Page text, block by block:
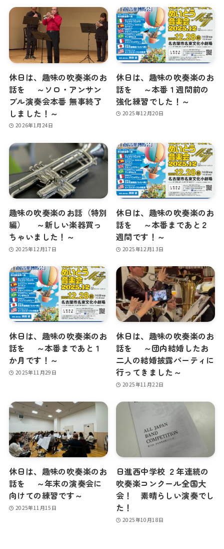
休日は、趣味の吹奏楽のお
話を ～ソロ・アンサン
ブル演奏会本番 無事終了
しました！～
2026年1月24日
休日は、趣味の吹奏楽のお
話を ～本番１週間前の
強化練習でした！～
2025年12月20日
趣味の吹奏楽のお話（特別
編） ～新しい楽器買っ
ちゃいました！～
2025年12月17日
休日は、趣味の吹奏楽のお
話を ～本番まであと２
週間です！～
2025年12月13日
休日は、趣味の吹奏楽のお
話を ～本番まであと１
か月です！～
2025年11月29日
休日は、趣味の吹奏楽のお
話を ～団内結婚したお
二人の結婚披露パーティに
行ってきました～
2025年11月22日
休日は、趣味の吹奏楽のお
話を ～年末の演奏会に
向けての練習です～
2025年11月15日
日進西中学校 ２年連続の
吹奏楽コンクール全国大
会！ 素晴らしい演奏でし
た！
2025年10月18日